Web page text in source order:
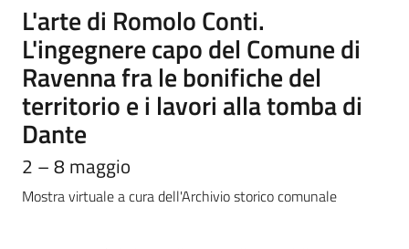
Mediateca
Giuseppe
Guglielmi
Seguici
su
L'arte di Romolo Conti.
L'ingegnere capo del Comune di
Ravenna fra le bonifiche del
territorio e i lavori alla tomba di
Dante
2 – 8 maggio
Mostra virtuale a cura dell'Archivio storico comunale